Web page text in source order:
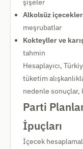
şişeler
Alkolsüz
meşrubatlar
Kokteyller ve
tahmin
Hesaplayıcı,
tüketim
nedenle sonuçlar,
Parti
İpuçları
İçecek